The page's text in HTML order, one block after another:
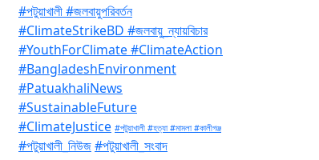
#পটুয়াখালী #জলবায়ুপরিবর্তন
#ClimateStrikeBD #জলবায়ু_ন্যায়বিচার
#YouthForClimate #ClimateAction
#BangladeshEnvironment
#PatuakhaliNews
#SustainableFuture
#ClimateJustice #পটুয়াখালী #হত্যা #মামলা #কালীগঞ্জ
#পটুয়াখালী_নিউজ#পটুয়াখালী_সংবাদ